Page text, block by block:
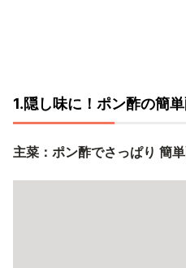
1.隠し味に！ポン酢の簡
主菜：ポン酢でさっぱり 簡